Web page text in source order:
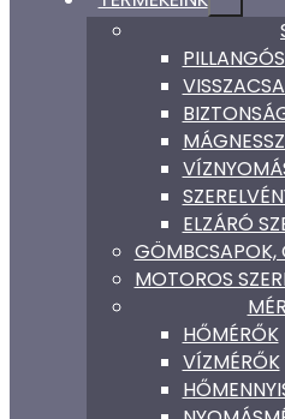
ELZÁRÓ
GÖMBCSAPOK,
MOTOROS
HŐMÉRŐK
VÍZMÉRŐK